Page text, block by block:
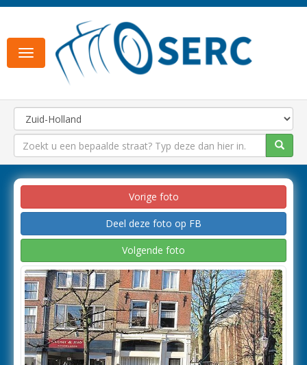
Toggle
navigation
Vorige foto
Deel deze foto op FB
Volgende foto